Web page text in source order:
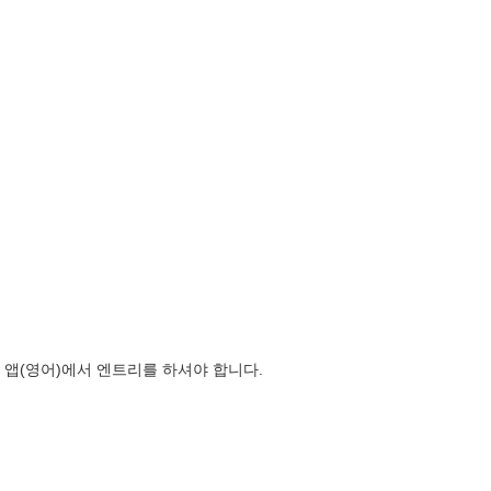
(영어)에서 엔트리를 하셔야 합니다.